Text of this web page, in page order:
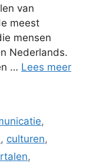
van
meest
mensen
Nederlands.
… Lees meer
,
, culturen,
,